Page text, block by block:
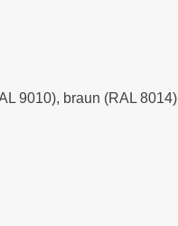
9010), braun (RAL 8014)